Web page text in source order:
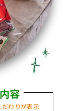
容
わりが表示